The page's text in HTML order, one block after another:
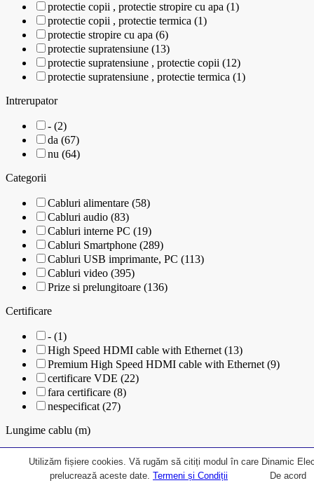
protectie copii , protectie stropire cu apa (1)
protectie copii , protectie termica (1)
protectie stropire cu apa (6)
protectie supratensiune (13)
protectie supratensiune , protectie copii (12)
protectie supratensiune , protectie termica (1)
Intrerupator
- (2)
da (67)
nu (64)
Categorii
Cabluri alimentare (58)
Cabluri audio (83)
Cabluri interne PC (19)
Cabluri Smartphone (289)
Cabluri USB imprimante, PC (113)
Cabluri video (395)
Prize si prelungitoare (136)
Certificare
- (1)
High Speed HDMI cable with Ethernet (13)
Premium High Speed HDMI cable with Ethernet (9)
certificare VDE (22)
fara certificare (8)
nespecificat (27)
Lungime cablu (m)
- (7)
0.1 - 0.9 m (30)
0.1 m (2)
Utilizăm fișiere cookies. Vă rugăm să citiți modul în care Dinamic
prelucrează aceste date. Termeni și Condiții De acord